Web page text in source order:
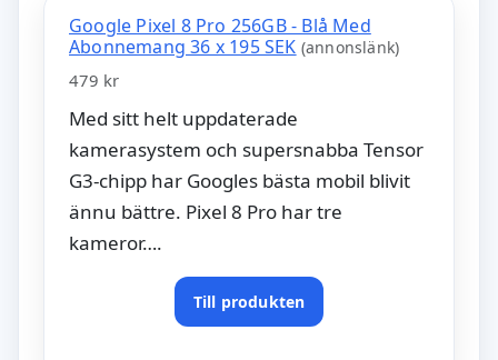
Google Pixel 8 Pro 256GB - Blå Med
Abonnemang 36 x 195 SEK (annonslänk)
479 kr
Med sitt helt uppdaterade
kamerasystem och supersnabba Tensor
G3-chipp har Googles bästa mobil blivit
ännu bättre. Pixel 8 Pro har tre
kameror….
Till produkten